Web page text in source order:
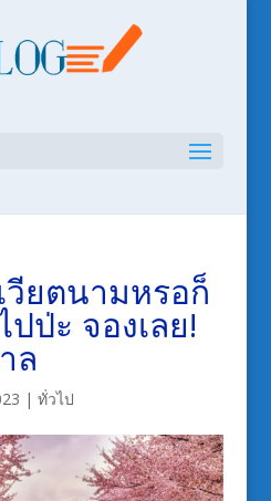
วียตนามหรอก็
ป่ะ จองเลย!
ล
| ทั่วไป